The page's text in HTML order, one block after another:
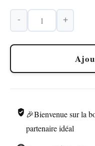
Briquet
Stylo
Pulvérisateur
- +
🎉Bienvenue sur la
partenaire idéal